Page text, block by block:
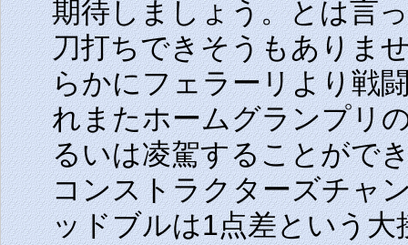
期待しましょう。とは言
刀打ちできそうもありま
らかにフェラーリより戦
れまたホームグランプリ
るいは凌駕することがで
コンストラクターズチャ
ッドブルは1点差という